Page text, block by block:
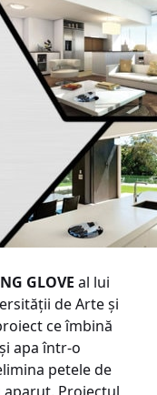
GLOVE al lui
de Arte și
ce îmbină
apa într-o
petele de